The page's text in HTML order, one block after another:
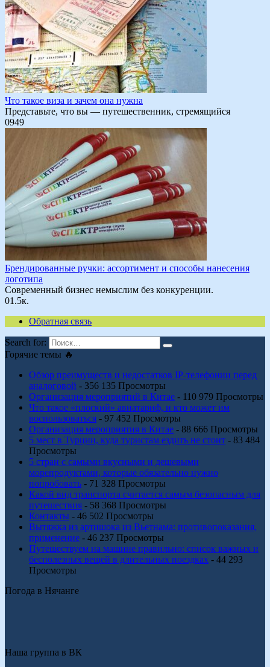
Что такое виза и зачем она нужна
Представьте, что вы — путешественник, стремящийся
0949
Брендированные ручки: ассортимент и способы нанесения
логотипа
Современный бизнес немыслим без конкуренции.
01.5к.
Обратная связь
Search for:
Горячие темы 🔥
Обзор преимуществ и недостатков IP-телефонии перед
аналоговой - 356 135 Просмотры
Организация мероприятий в Китае - 110 979 Просмотры
Что такое «плоский» авиатариф, и кто может им
воспользоваться - 97 452 Просмотры
Организация мероприятия в Китае - 88 666 Просмотры
5 мест в Турции, куда туристам ездить не стоит - 83 484
Просмотры
5 стран с самыми вкусными и дешевыми
морепродуктами, которые обязательно нужно
попробовать - 71 328 Просмотры
Какой вид транспорта считается самым безопасным для
путешествия - 58 368 Просмотры
Контакты - 46 502 Просмотры
Вытяжка из артишока из Вьетнама: противопоказания,
применение - 46 237 Просмотры
Путешествуем на машине правильно: список важных и
бесполезных вещей в длительных поездках - 44 293
Просмотры
Погода в Нячанге
Наша группа в ВК